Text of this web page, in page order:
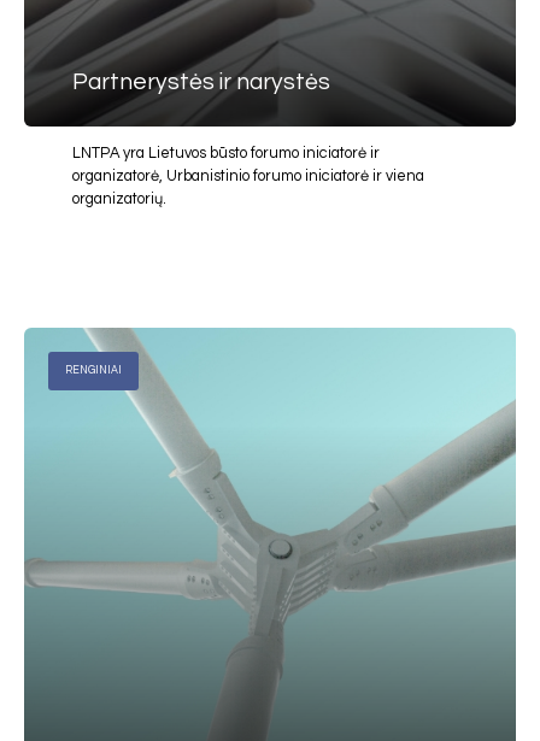
Partnerystės ir narystės
LNTPA yra Lietuvos būsto forumo iniciatorė ir
organizatorė, Urbanistinio forumo iniciatorė ir viena
organizatorių.
RENGINIAI